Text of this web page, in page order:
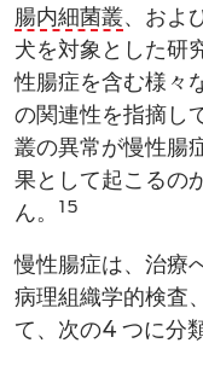
腸内細菌叢、およ
犬を対象とした研
性腸症を含む様々
の関連性を指摘し
叢​の異常が慢性腸
果として起こるの
ん。​
15
慢性腸症は、治療
病理組織学的検査
て、次の4 つに分